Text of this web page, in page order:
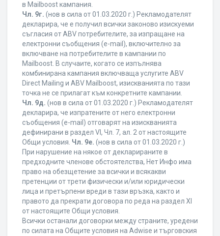
в Mailboost кампания.
Чл. 9г. (нов в сила от 01.03.2020 г.) Рекламодателят
декларира, че е получил всички законово изискуеми
съгласия от ABV потребителите, за изпращане на
електронни съобщения (e-mail), включително за
включване на потребителите в кампании по
Mailboost. В случаите, когато се изпълнява
комбинирана кампания включваща услугите ABV
Direct Mailing и ABV Mailboost, изискванията по тази
точка не се прилагат към конкретните кампании.
Чл. 9д. (нов в сила от 01.03.2020 г.) Рекламодателят
декларира, че изпратените от него електронни
съобщения (e-mail) отговарят на изискванията
дефинирани в раздел VI, Чл. 7, ал. 2 от настоящите
Общи условия. Чл. 9е. (нов в сила от 01.03.2020 г.)
При нарушение на някое от декларираните в
предходните членове обстоятелства, Нет Инфо има
право на обезщетение за всички и всякакви
претенции от трети физически и/или юридически
лица и претърпени вреди в тази връзка, както и
правото да прекрати договора по реда на раздел XI
от настоящите Общи условия.
Всички останали договорки между страните, уредени
по силата на Общите условия на Adwise и търговския